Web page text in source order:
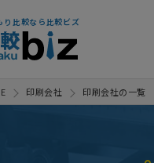
り比較なら比較ビズ
印刷会社 印刷会社の一覧